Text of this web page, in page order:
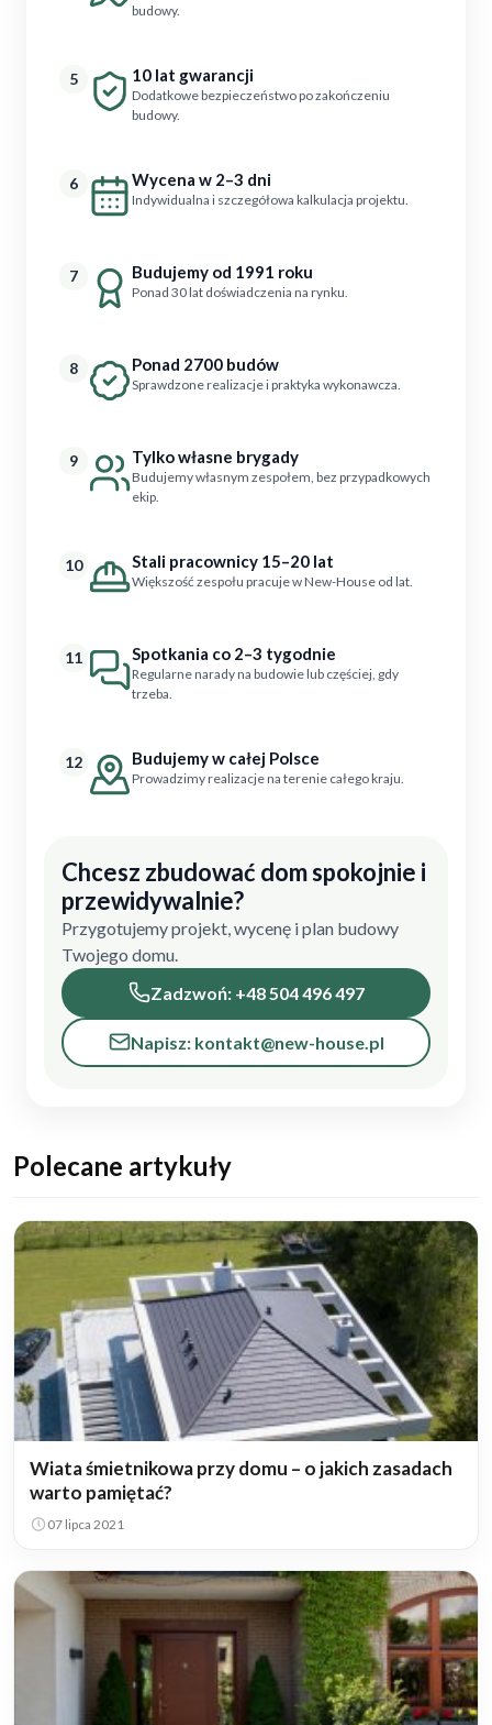
budowy.
5 10 lat gwarancji
Dodatkowe bezpieczeństwo po zakończeniu
budowy.
6 Wycena w 2–3 dni
Indywidualna i szczegółowa kalkulacja projektu.
7 Budujemy od 1991 roku
Ponad 30 lat doświadczenia na rynku.
8 Ponad 2700 budów
Sprawdzone realizacje i praktyka wykonawcza.
9 Tylko własne brygady
Budujemy własnym zespołem, bez przypadkowych
ekip.
10 Stali pracownicy 15–20 lat
Większość zespołu pracuje w New-House od lat.
11 Spotkania co 2–3 tygodnie
Regularne narady na budowie lub częściej, gdy
trzeba.
12 Budujemy w całej Polsce
Prowadzimy realizacje na terenie całego kraju.
Chcesz zbudować dom spokojnie i
przewidywalnie?
Przygotujemy projekt, wycenę i plan budowy
Twojego domu.
Zadzwoń: +48 504 496 497
Napisz: kontakt@new-house.pl
Polecane artykuły
Wiata śmietnikowa przy domu – o jakich zasadach
warto pamiętać?
07 lipca 2021